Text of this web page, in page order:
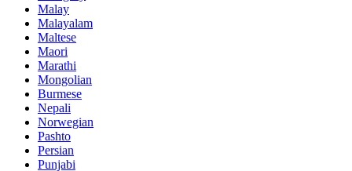
Malay
Malayalam
Maltese
Maori
Marathi
Mongolian
Burmese
Nepali
Norwegian
Pashto
Persian
Punjabi